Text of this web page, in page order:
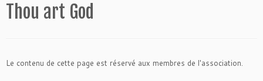
Thou art God
Le contenu de cette page est réservé aux membres de l'association.